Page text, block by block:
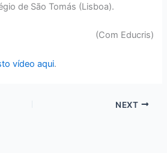
de São Tomás (Lisboa).
(Com Educris)
vídeo aqui.
NEXT